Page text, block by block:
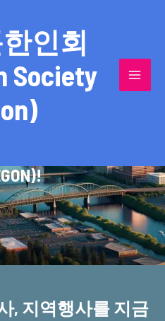
인회
Society
동포사회를 섬겨온
SOCIETY OF
, 지역행사를 지금